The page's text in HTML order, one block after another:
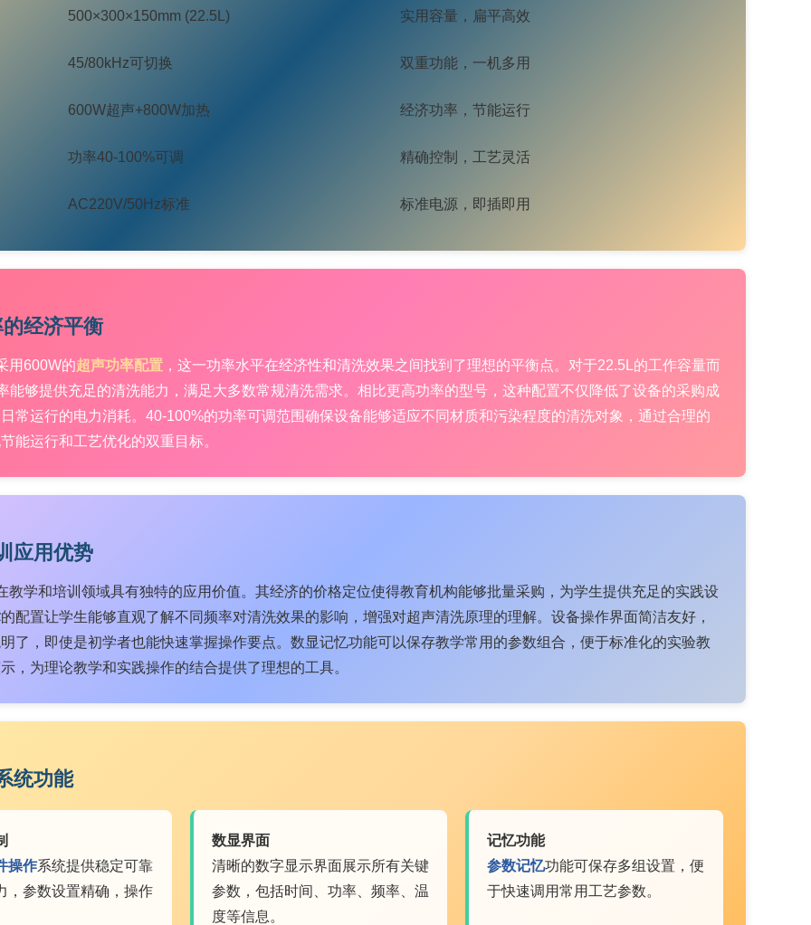
500×300×150mm (22.5L) 实用容量，扁平高效
45/80kHz可切换 双重功能，一机多用
600W超声+800W加热 经济功率，节能运行
功率40-100%可调 精确控制，工艺灵活
AC220V/50Hz标准 标准电源，即插即用
经济平衡
用600W的超声功率配置 ，这一功率水平在经济性和清洗效果之间找到了理想的平衡点。对于22.5L的工作容量而
能够提供充足的清洗能力，满足大多数常规清洗需求。相比更高功率的型号，这种配置不仅降低了设备的采购成
常运行的电力消耗。40-100%的功率可调范围确保设备能够适应不同材质和污染程度的清洗对象，通过合理的
能运行和工艺优化的双重目标。
应用优势
教学和培训领域具有独特的应用价值。其经济的价格定位使得教育机构能够批量采购，为学生提供充足的实践设
的配置让学生能够直观了解不同频率对清洗效果的影响，增强对超声清洗原理的理解。设备操作界面简洁友好，
了，即使是初学者也能快速掌握操作要点。数显记忆功能可以保存教学常用的参数组合，便于标准化的实验教
，为理论教学和实践操作的结合提供了理想的工具。
统功能
操作系统提供稳定可靠
，参数设置精确，操作
数显界面
清晰的数字显示界面展示所有关键
参数，包括时间、功率、频率、温
度等信息。
记忆功能
参数记忆功能可保存多组设置，便
于快速调用常用工艺参数。